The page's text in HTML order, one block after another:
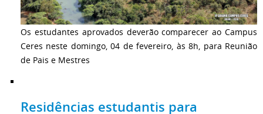
Os estudantes aprovados deverão comparecer ao Campus
Ceres neste domingo, 04 de fevereiro, às 8h, para Reunião
de Pais e Mestres
Residências estudantis para